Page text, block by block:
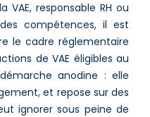
responsable RH ou
compétences, il est
le cadre réglementaire
de VAE éligibles au
anodine : elle
et repose sur des
ignorer sous peine de